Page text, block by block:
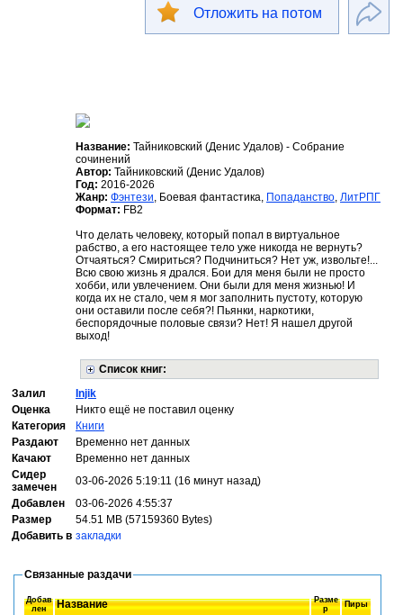
Отложить на потом
Название: Тайниковский (Денис Удалов) - Собрание
сочинений
Автор: Тайниковский (Денис Удалов)
Год: 2016-2026
Жанр: Фэнтези, Боевая фантастика, Попаданство, ЛитРПГ
Формат: FB2
Что делать человеку, который попал в виртуальное
рабство, а его настоящее тело уже никогда не вернуть?
Отчаяться? Смириться? Подчиниться? Нет уж, извольте!...
Всю свою жизнь я дрался. Бои для меня были не просто
хобби, или увлечением. Они были для меня жизнью! И
когда их не стало, чем я мог заполнить пустоту, которую
они оставили после себя?! Пьянки, наркотики,
беспорядочные половые связи? Нет! Я нашел другой
выход!
Список книг:
Залил
Injik
Оценка
Никто ещё не поставил оценку
Категория
Книги
Раздают
Временно нет данных
Качают
Временно нет данных
Сидер
замечен
03-06-2026 5:19:11 (16 минут назад)
Добавлен
03-06-2026 4:55:37
Размер
54.51 MB (57159360 Bytes)
Добавить в закладки
Связанные раздачи
Добав
лен
Название
Разме
р
Пиры